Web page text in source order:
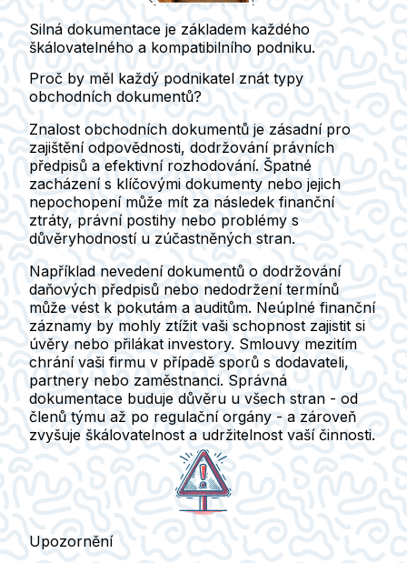
Silná dokumentace je základem každého
škálovatelného a kompatibilního podniku.
Proč by měl každý podnikatel znát typy
obchodních dokumentů?
Znalost obchodních dokumentů je zásadní pro
zajištění odpovědnosti, dodržování právních
předpisů a efektivní rozhodování. Špatné
zacházení s klíčovými dokumenty nebo jejich
nepochopení může mít za následek finanční
ztráty, právní postihy nebo problémy s
důvěryhodností u zúčastněných stran.
Například nevedení dokumentů o dodržování
daňových předpisů nebo nedodržení termínů
může vést k pokutám a auditům. Neúplné finanční
záznamy by mohly ztížit vaši schopnost zajistit si
úvěry nebo přilákat investory. Smlouvy mezitím
chrání vaši firmu v případě sporů s dodavateli,
partnery nebo zaměstnanci. Správná
dokumentace buduje důvěru u všech stran - od
členů týmu až po regulační orgány - a zároveň
zvyšuje škálovatelnost a udržitelnost vaší činnosti.
Upozornění